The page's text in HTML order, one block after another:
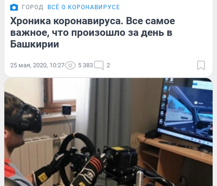
ГОРОД ВСЁ О КОРОНАВИРУСЕ
Хроника коронавируса. Все самое
важное, что произошло за день в
Башкирии
25 мая, 2020, 10:27 5 383 2